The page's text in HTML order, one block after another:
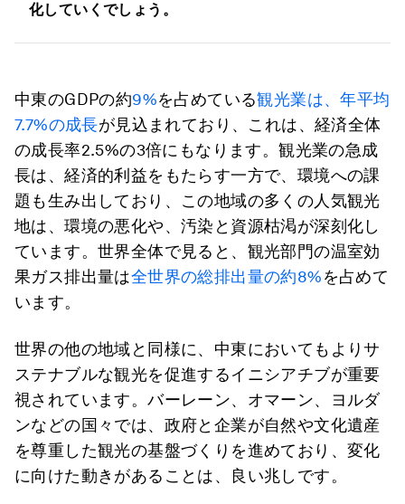
化していくでしょう。
中東のGDPの約9%を占めている観光業は、年平均
7.7%の成長が見込まれており、これは、経済全体
の成長率2.5%の3倍にもなります。観光業の急成
長は、経済的利益をもたらす一方で、環境への課
題も生み出しており、この地域の多くの人気観光
地は、環境の悪化や、汚染と資源枯渇が深刻化し
ています。世界全体で見ると、観光部門の温室効
果ガス排出量は全世界の総排出量の約8%を占めて
います。
世界の他の地域と同様に、中東においてもよりサ
ステナブルな観光を促進するイニシアチブが重要
視されています。バーレーン、オマーン、ヨルダ
ンなどの国々では、政府と企業が自然や文化遺産
を尊重した観光の基盤づくりを進めており、変化
に向けた動きがあることは、良い兆しです。